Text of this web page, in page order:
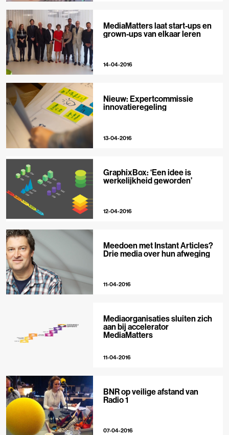
MediaMatters laat start-ups en
grown-ups van elkaar leren
14-04-2016
Nieuw: Expertcommissie
innovatieregeling
13-04-2016
GraphixBox: ‘Een idee is
werkelijkheid geworden’
12-04-2016
Meedoen met Instant Articles?
Drie media over hun afweging
11-04-2016
Mediaorganisaties sluiten zich
aan bij accelerator
MediaMatters
11-04-2016
BNR op veilige afstand van
Radio 1
07-04-2016